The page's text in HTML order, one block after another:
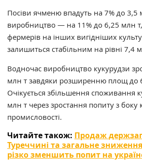
Посіви ячменю впадуть на 7% до 3,5
виробництво — на 11% до 6,25 млн т,
фермерів на інших вигідніших
залишиться стабільним на рівні 7,4
Водночас виробництво кукурудзи
млн т завдяки розширенню площ до
Очікується збільшення споживання
млн т через зростання попиту з боку
промисловості.
Читайте також: Продаж
Туреччині та загальне зниження
різко зменшить попит на